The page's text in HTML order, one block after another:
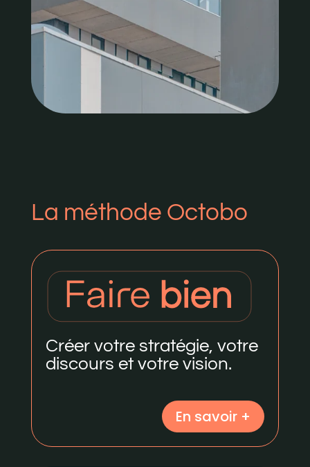
La méthode Octobo
Créer votre stratégie, votre
discours et votre vision.
En savoir +